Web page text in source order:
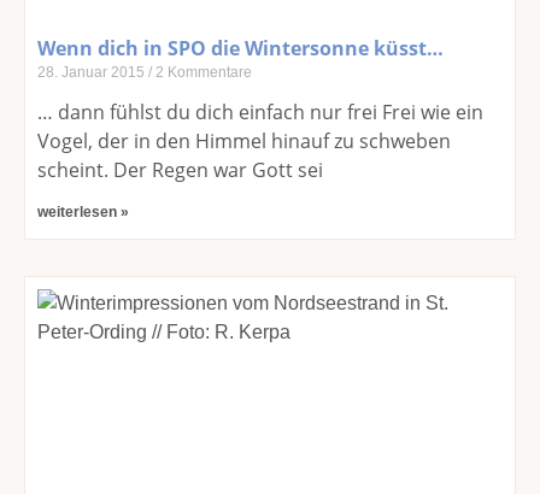
Wenn dich in SPO die Wintersonne küsst…
28. Januar 2015 2 Kommentare
… dann fühlst du dich einfach nur frei Frei wie ein
Vogel, der in den Himmel hinauf zu schweben
scheint. Der Regen war Gott sei
weiterlesen »